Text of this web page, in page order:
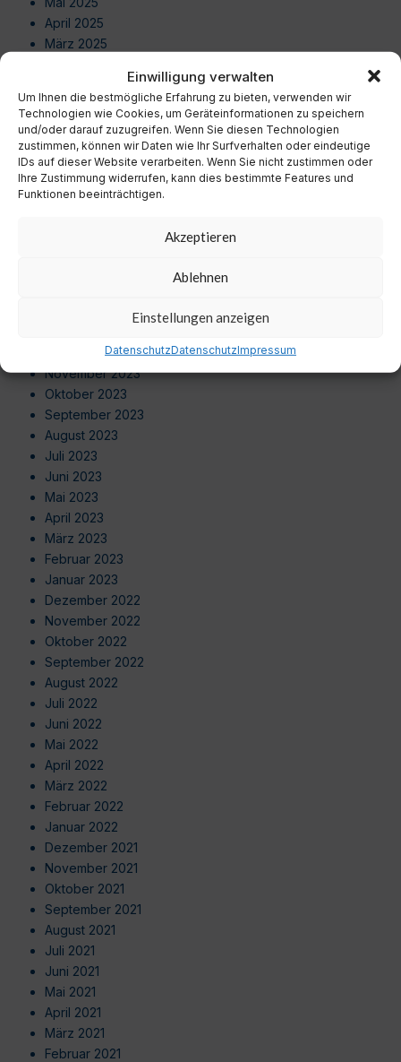
Einwilligung verwalten
Um Ihnen die bestmögliche Erfahrung zu bieten, verwenden wir
Technologien wie Cookies, um Geräteinformationen zu speichern
und/oder darauf zuzugreifen. Wenn Sie diesen Technologien
zustimmen, können wir Daten wie Ihr Surfverhalten oder eindeutige
IDs auf dieser Website verarbeiten. Wenn Sie nicht zustimmen oder
Ihre Zustimmung widerrufen, kann dies bestimmte Features und
Funktionen beeinträchtigen.
Akzeptieren
Ablehnen
Einstellungen anzeigen
DatenschutzDatenschutzImpressum
April 2025
März 2025
Dezember 2024
November 2024
Oktober 2024
September 2024
August 2024
Dezember 2023
November 2023
Oktober 2023
September 2023
August 2023
Juli 2023
Juni 2023
Mai 2023
April 2023
März 2023
Februar 2023
Januar 2023
Dezember 2022
November 2022
Oktober 2022
September 2022
August 2022
Juli 2022
Juni 2022
Mai 2022
April 2022
März 2022
Februar 2022
Januar 2022
Dezember 2021
November 2021
Oktober 2021
September 2021
August 2021
Juli 2021
Juni 2021
Mai 2021
April 2021
März 2021
Februar 2021